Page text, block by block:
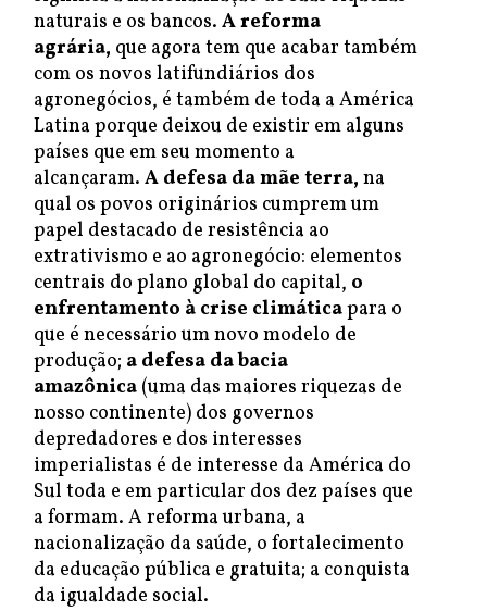
naturais e os bancos. A reforma
agrária, que agora tem que acabar também
com os novos latifundiários dos
agronegócios, é também de toda a América
Latina porque deixou de existir em alguns
países que em seu momento a
alcançaram. A defesa da mãe terra, na
qual os povos originários cumprem um
papel destacado de resistência ao
extrativismo e ao agronegócio: elementos
centrais do plano global do capital, o
enfrentamento à crise climáticapara o
que é necessário um novo modelo de
produção; a defesa da bacia
amazônica (uma das maiores riquezas de
nosso continente) dos governos
depredadores e dos interesses
imperialistas é de interesse da América do
Sul toda e em particular dos dez países que
a formam. A reforma urbana, a
nacionalização da saúde, o fortalecimento
da educação pública e gratuita; a conquista
da igualdade social.